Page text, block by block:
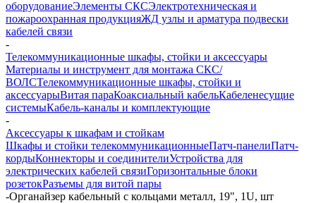
оборудованиеЭлементы СКСЭлектротехническая и
пожароохранная продукцияЖД узлы и арматура подвески
кабелей связи
-
Телекоммуникационные шкафы, стойки и аксессуары
Материалы и инструмент для монтажа СКС/
ВОЛСТелекоммуникационные шкафы, стойки и
аксессуарыВитая параКоаксиальный кабельКабеленесущие
системыКабель-каналы и комплектующие
-
Аксессуары к шкафам и стойкам
Шкафы и стойки телекоммуникационныеПатч-панелиПатч-
кордыКоннекторы и соединителиУстройства для
электрических кабелей связиГоризонтальные блоки
розетокРазъемы для витой пары
-Органайзер кабельный с кольцами металл, 19", 1U, шт